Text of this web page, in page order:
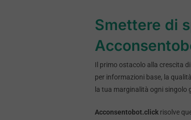
Smettere di
Il primo ostacolo alla crescita
per informazioni base, la
la tua marginalità ogni singolo
Acconsentobot.click risolve